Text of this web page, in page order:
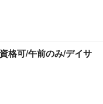
格可/午前のみ/デイサ